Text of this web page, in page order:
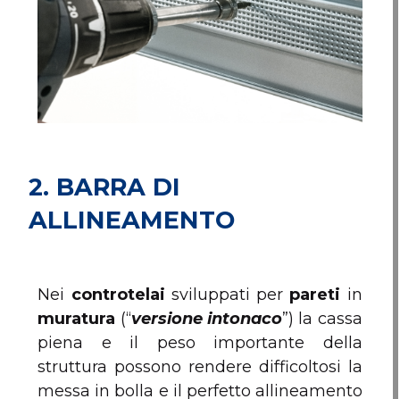
2. BARRA DI
ALLINEAMENTO
Nei controtelai sviluppati per pareti in
muratura (“versione intonaco”) la cassa
piena e il peso importante della
struttura possono rendere difficoltosi la
messa in bolla e il perfetto allineamento